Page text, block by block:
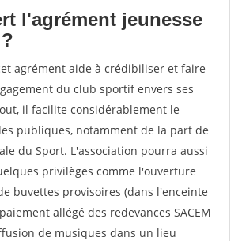
l'agrément jeunesse
agrément aide à crédibiliser et faire
du club sportif envers ses
il facilite considérablement le
publiques, notamment de la part de
du Sport. L'association pourra aussi
privilèges comme l'ouverture
buvettes provisoires (dans l'enceinte
allégé des redevances SACEM
de musiques dans un lieu